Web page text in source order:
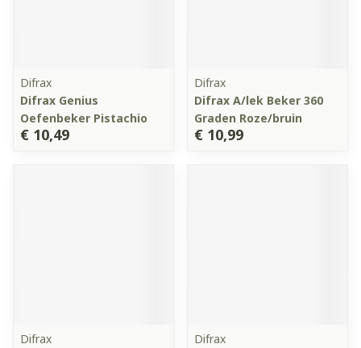
Difrax
Difrax Genius
Oefenbeker Pistachio
€ 10,49
Difrax
Difrax A/lek Beker 360
Graden Roze/bruin
€ 10,99
Difrax
Difrax